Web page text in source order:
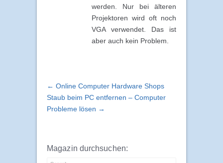
werden. Nur bei älteren
Projektoren wird oft noch
VGA verwendet. Das ist
aber auch kein Problem.
← Online Computer Hardware Shops
Staub beim PC entfernen – Computer
Probleme lösen →
Magazin durchsuchen: